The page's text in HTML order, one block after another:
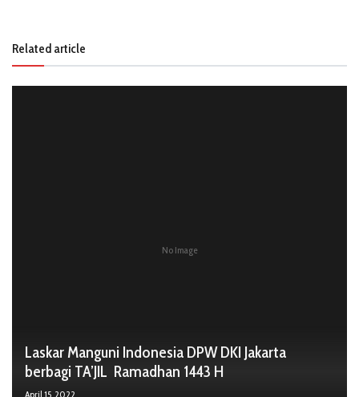
Related article
No Image
Laskar Manguni Indonesia DPW DKI Jakarta
berbagi TA’JIL Ramadhan 1443 H
April 15, 2022